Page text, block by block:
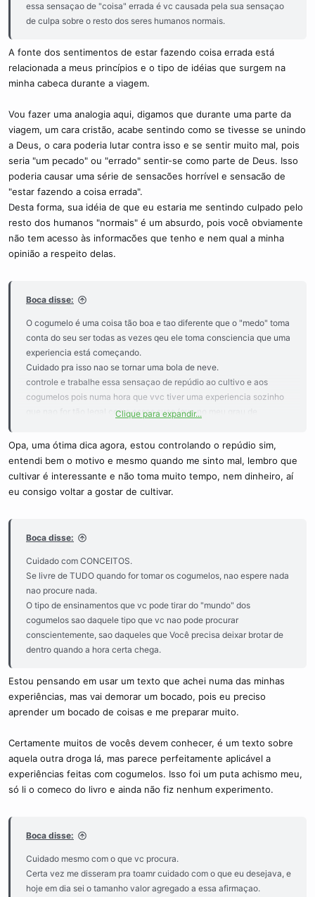
essa sensaçao de "coisa" errada é vc causada pela sua sensaçao
de culpa sobre o resto dos seres humanos normais.
A fonte dos sentimentos de estar fazendo coisa errada está
relacionada a meus princípios e o tipo de idéias que surgem na
minha cabeca durante a viagem.
Vou fazer uma analogia aqui, digamos que durante uma parte da
viagem, um cara cristão, acabe sentindo como se tivesse se unindo
a Deus, o cara poderia lutar contra isso e se sentir muito mal, pois
seria "um pecado" ou "errado" sentir-se como parte de Deus. Isso
poderia causar uma série de sensacões horrível e sensacão de
"estar fazendo a coisa errada".
Desta forma, sua idéia de que eu estaria me sentindo culpado pelo
resto dos humanos "normais" é um absurdo, pois você obviamente
não tem acesso às informacões que tenho e nem qual a minha
opinião a respeito delas.
Boca disse:
O cogumelo é uma coisa tão boa e tao diferente que o "medo" toma
conta do seu ser todas as vezes qeu ele toma consciencia que uma
experiencia está começando.
Cuidado pra isso nao se tornar uma bola de neve.
controle e trabalhe essa sensaçao de repúdio ao cultivo e aos
cogumelos pois numa hora que vvc tiver uma experiencia sozinho
que nao for tão legal como essas suas (que no meu grau de
tudo fora como o E115 fez certa vez.
Clique para expandir...
Opa, uma ótima dica agora, estou controlando o repúdio sim,
entendi bem o motivo e mesmo quando me sinto mal, lembro que
cultivar é interessante e não toma muito tempo, nem dinheiro, aí
eu consigo voltar a gostar de cultivar.
Boca disse:
Cuidado com CONCEITOS.
Se livre de TUDO quando for tomar os cogumelos, nao espere nada
nao procure nada.
O tipo de ensinamentos que vc pode tirar do "mundo" dos
cogumelos sao daquele tipo que vc nao pode procurar
conscientemente, sao daqueles que Você precisa deixar brotar de
dentro quando a hora certa chega.
Estou pensando em usar um texto que achei numa das minhas
experiências, mas vai demorar um bocado, pois eu preciso
aprender um bocado de coisas e me preparar muito.
Certamente muitos de vocês devem conhecer, é um texto sobre
aquela outra droga lá, mas parece perfeitamente aplicável a
experiências feitas com cogumelos. Isso foi um puta achismo meu,
só li o comeco do livro e ainda não fiz nenhum experimento.
Boca disse:
Cuidado mesmo com o que vc procura.
Certa vez me disseram pra toamr cuidado com o que eu desejava, e
hoje em dia sei o tamanho valor agregado a essa afirmaçao.